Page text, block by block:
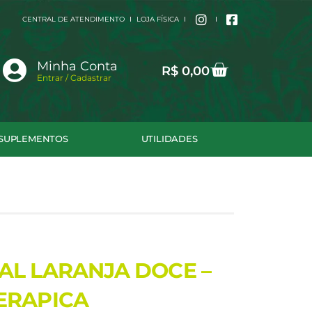
CENTRAL DE ATENDIMENTO LOJA FÍSICA
Minha Conta
Entrar / Cadastrar R$ 0,00Cart
UTILIDADES
LARANJA DOCE –